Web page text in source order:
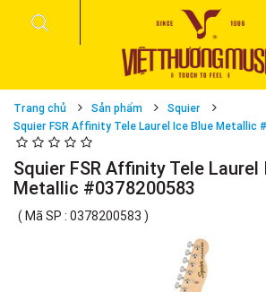
Trang chủ Sản phẩm
Squier
Squier FSR Affinity Tele Laurel Ice Blue Metallic
Squier FSR Affinity Tele Laurel
Metallic #0378200583
( Mã SP : 0378200583 )